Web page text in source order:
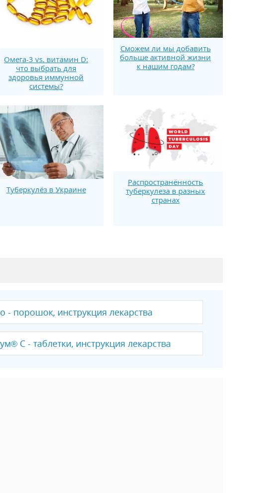
Омега-3 vs. витамин D:
что выбрать для
здоровья иммунной
системы?
Сможем ли мы добавить
больше активной жизни
к нашим годам?
Туберкулёз в Украине
Распространённость
туберкулеза в разных
странах
- порошок, инструкция лекарства
С - таблетки, инструкция лекарства